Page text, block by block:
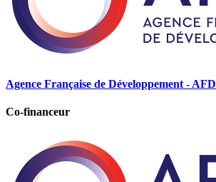
Agence Française de Développement - AFD
Co-financeur